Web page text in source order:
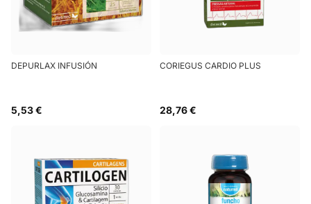
DEPURLAX INFUSIÓN
5,53 €
CORIEGUS CARDIO PLUS
28,76 €